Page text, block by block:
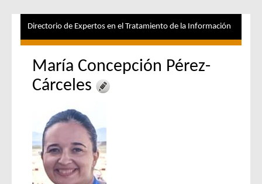
Directorio de Expertos en el Tratamiento de la Información
María Concepción Pérez-
Cárceles